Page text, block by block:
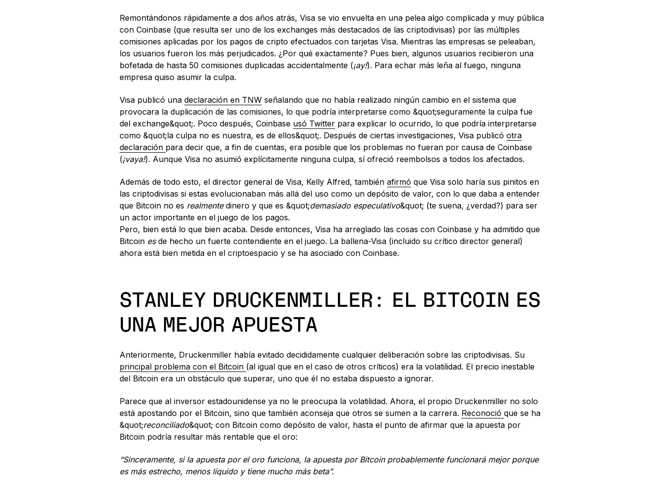
Remontándonos rápidamente a dos años atrás, Visa se vio envuelta en una pelea algo complicada y muy pública
con Coinbase (que resulta ser uno de los exchanges más destacados de las criptodivisas) por las múltiples
comisiones aplicadas por los pagos de cripto efectuados con tarjetas Visa. Mientras las empresas se peleaban,
los usuarios fueron los más perjudicados. ¿Por qué exactamente? Pues bien, algunos usuarios recibieron una
bofetada de hasta 50 comisiones duplicadas accidentalmente (¡ay!). Para echar más leña al fuego, ninguna
empresa quiso asumir la culpa.
Visa publicó una declaración en TNW señalando que no había realizado ningún cambio en el sistema que
provocara la duplicación de las comisiones, lo que podría interpretarse como &quot;seguramente la culpa fue
del exchange&quot;. Poco después, Coinbase usó Twitter para explicar lo ocurrido, lo que podría interpretarse
como &quot;la culpa no es nuestra, es de ellos&quot;. Después de ciertas investigaciones, Visa publicó otra
declaración para decir que, a fin de cuentas, era posible que los problemas no fueran por causa de Coinbase
(¡vaya!). Aunque Visa no asumió explícitamente ninguna culpa, sí ofreció reembolsos a todos los afectados.
Además de todo esto, el director general de Visa, Kelly Alfred, también afirmó que Visa solo haría sus pinitos en
las criptodivisas si estas evolucionaban más allá del uso como un depósito de valor, con lo que daba a entender
que Bitcoin no es realmentedinero y que es &quot;demasiado especulativo&quot; (te suena, ¿verdad?) para ser
un actor importante en el juego de los pagos.
Pero, bien está lo que bien acaba. Desde entonces, Visa ha arreglado las cosas con Coinbase y ha admitido que
Bitcoin esde hecho un fuerte contendiente en el juego. La ballena-Visa (incluido su crítico director general)
ahora está bien metida en el criptoespacio y se ha asociado con Coinbase.
STANLEY DRUCKENMILLER: EL BITCOIN ES
UNA MEJOR APUESTA
Anteriormente, Druckenmiller había evitado decididamente cualquier deliberación sobre las criptodivisas. Su
principal problema con el Bitcoin (al igual que en el caso de otros críticos) era la volatilidad. El precio inestable
del Bitcoin era un obstáculo que superar, uno que él no estaba dispuesto a ignorar.
Parece que al inversor estadounidense ya no le preocupa la volatilidad. Ahora, el propio Druckenmiller no solo
está apostando por el Bitcoin, sino que también aconseja que otros se sumen a la carrera. Reconoció que se ha
&quot;reconciliado&quot; con Bitcoin como depósito de valor, hasta el punto de afirmar que la apuesta por
Bitcoin podría resultar más rentable que el oro:
“Sinceramente, si la apuesta por el oro funciona, la apuesta por Bitcoin probablemente funcionará mejor porque
es más estrecho, menos líquido y tiene mucho más beta”.